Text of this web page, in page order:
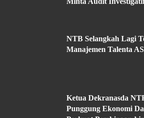
NTB Selangkah Lagi
Manajemen Talenta
Ketua Dekranasda
Punggung Ekonomi